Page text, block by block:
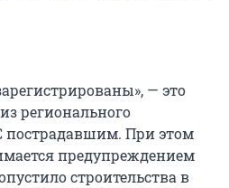
— это
регионального
пострадавшим. При этом
предупреждением
строительства в